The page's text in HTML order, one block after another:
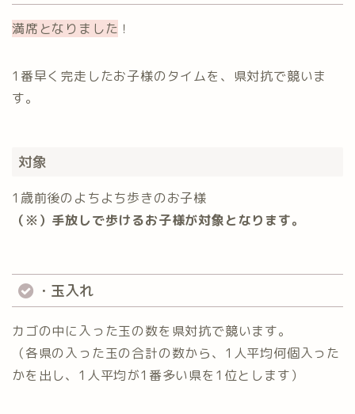
満席となりました ！
1番早く完走したお子様のタイムを、県対抗で競いま
す。
対象
1歳前後のよちよち歩きのお子様
（※）手放しで歩けるお子様が対象となります。
・玉入れ
カゴの中に入った玉の数を県対抗で競います。
（各県の入った玉の合計の数から、1人平均何個入った
かを出し、1人平均が1番多い県を1位とします）